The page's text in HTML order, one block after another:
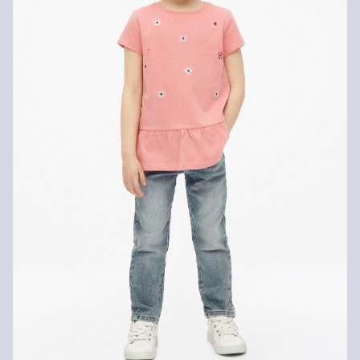
Niet geschikt voor de droger
Niet heet strijken
Geen chemische reiniging mogelijk
Normaal wasprogramma 40 °C
dagen gratis retourneren.